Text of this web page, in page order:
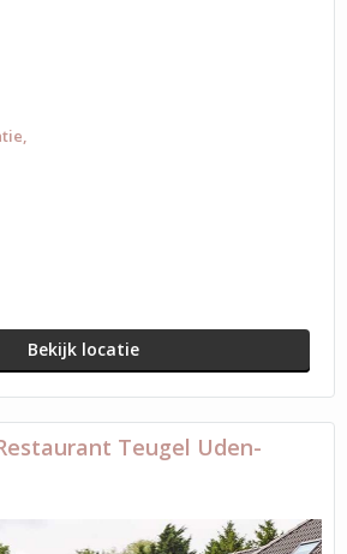
Bekijk locatie
Teugel Uden-